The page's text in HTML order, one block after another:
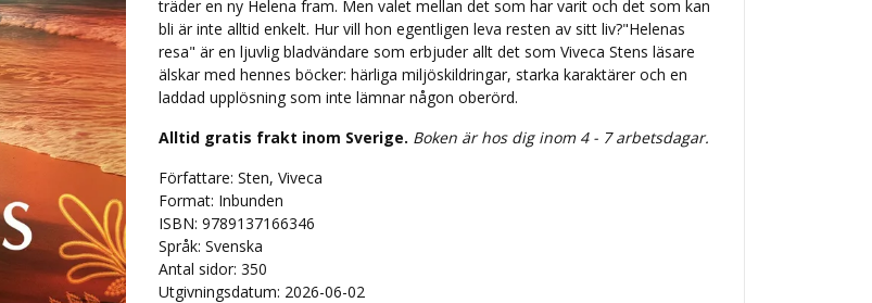
träder en ny Helena fram. Men valet mellan det som har varit och det som kan
bli är inte alltid enkelt. Hur vill hon egentligen leva resten av sitt liv?"Helenas
resa" är en ljuvlig bladvändare som erbjuder allt det som Viveca Stens läsare
älskar med hennes böcker: härliga miljöskildringar, starka karaktärer och en
laddad upplösning som inte lämnar någon oberörd.
Alltid gratis frakt inom Sverige. Boken är hos dig inom 4 - 7 arbetsdagar.
Författare: Sten, Viveca
Format: Inbunden
ISBN: 9789137166346
Språk: Svenska
Antal sidor: 350
Utgivningsdatum: 2026-06-02